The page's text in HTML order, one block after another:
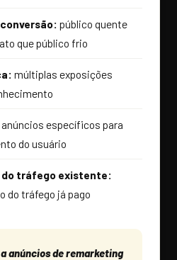
público quente
que público frio
múltiplas exposições
anúncios específicos para
do usuário
tráfego existente:
do tráfego já pago
anúncios de remarketing